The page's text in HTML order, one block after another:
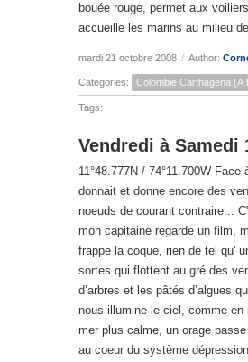
bouée rouge, permet aux
accueille les marins au milieu
mardi 21 octobre 2008 / Author:
Categories: Colombie Carthagena
Tags:
Vendredi à Samedi
11°48.777N / 74°11.700W
donnait et donne encore des
noeuds de courant contraire...
mon capitaine regarde un film,
frappe la coque, rien de tel qu'
sortes qui flottent au gré des
d’arbres et les pâtés d’algues
nous illumine le ciel, comme
mer plus calme, un orage
au coeur du système